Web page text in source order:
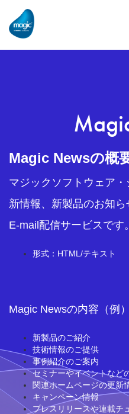
Magic Newsの概
マジックソフトウェア
新情報、新製品のお知
E-mail配信サービスです。
形式：HTML/テキスト
Magic Newsの内容（例）
新製品のご紹介
技術情報のご提供
事例紹介のご案内
セミナーやイベントなど
関連ホームページの更新
キャンペーン情報
プレスリリースや連載チ